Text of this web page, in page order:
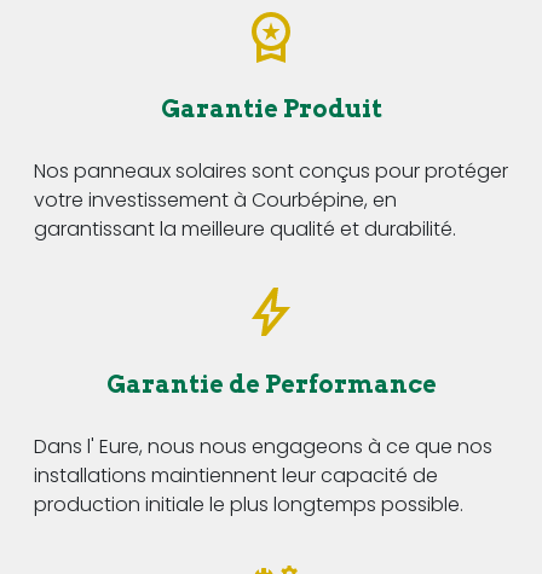
Garantie Produit
Nos panneaux solaires sont conçus pour protéger
votre investissement à Courbépine, en
garantissant la meilleure qualité et durabilité.
Garantie de Performance
Dans l' Eure, nous nous engageons à ce que nos
installations maintiennent leur capacité de
production initiale le plus longtemps possible.